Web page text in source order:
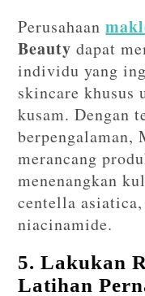
Perusahaan
Beauty dapat
individu yang
skincare khusus
kusam. Dengan
berpengalaman,
merancang
menenangkan
centella
niacinamide.
5. Lakukan
Latihan